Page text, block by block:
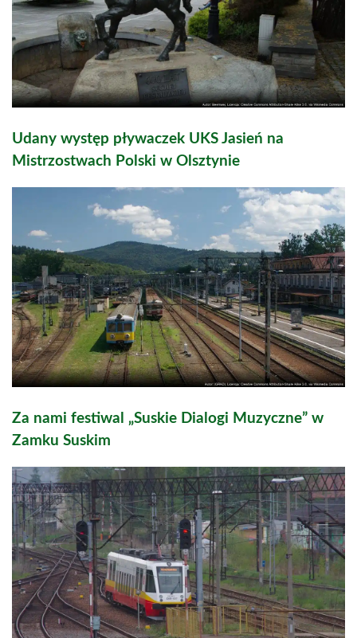
Udany występ pływaczek UKS Jasień na
Mistrzostwach Polski w Olsztynie
Za nami festiwal „Suskie Dialogi Muzyczne” w
Zamku Suskim